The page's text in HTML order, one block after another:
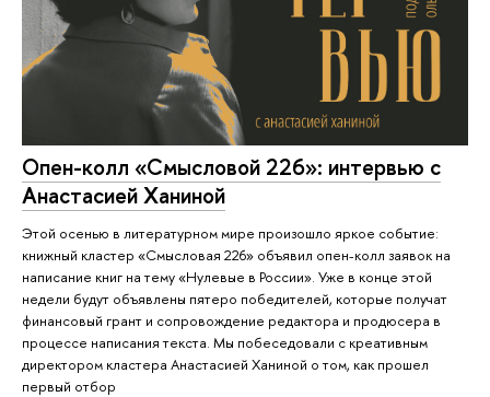
Опен-колл «Смысловой 226»: интервью с
Анастасией Ханиной
Этой осенью в литературном мире произошло яркое событие:
книжный кластер «Смысловая 226» объявил опен-колл заявок на
написание книг на тему «Нулевые в России». Уже в конце этой
недели будут объявлены пятеро победителей, которые получат
финансовый грант и сопровождение редактора и продюсера в
процессе написания текста. Мы побеседовали с креативным
директором кластера Анастасией Ханиной о том, как прошел
первый отбор